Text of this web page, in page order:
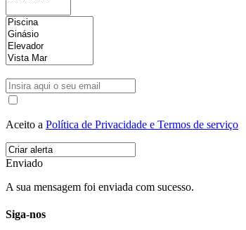
Aceito a Política de Privacidade e Termos de serviço
Enviado
A sua mensagem foi enviada com sucesso.
Siga-nos